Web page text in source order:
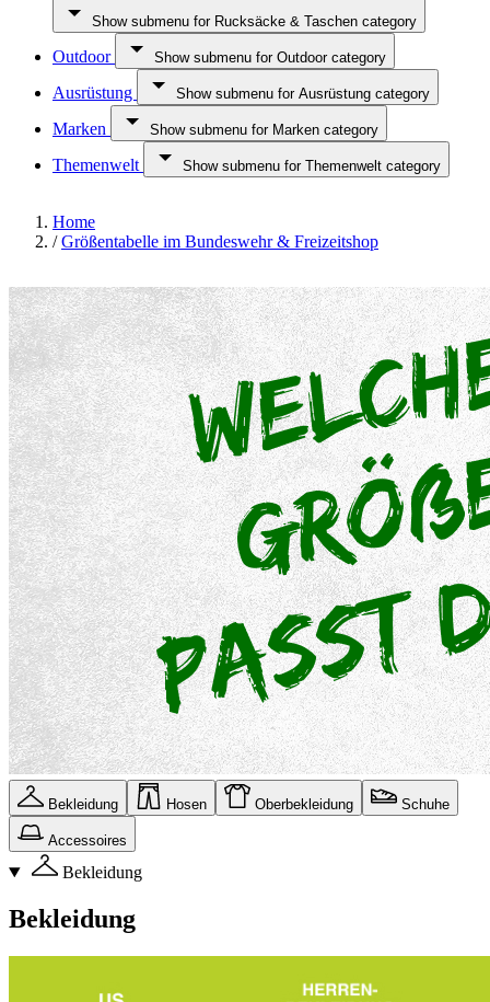
Show submenu for Rucksäcke & Taschen category
Outdoor Show submenu for Outdoor category
Ausrüstung Show submenu for Ausrüstung category
Marken Show submenu for Marken category
Themenwelt Show submenu for Themenwelt category
Home
/ Größentabelle im Bundeswehr & Freizeitshop
Bekleidung Hosen Oberbekleidung Schuhe
Accessoires
Bekleidung
Bekleidung